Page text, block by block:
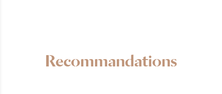
Recommandations